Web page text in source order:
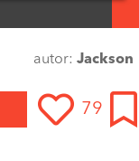
autor: Jackson
79